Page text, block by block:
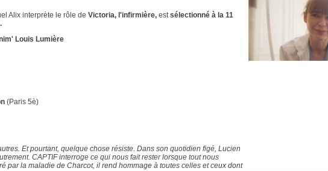
Alix interprète le rôle de Victoria, l'infirmière, estsélectionné à la 11
Louis Lumière
(Paris 5è)
Et pourtant, quelque chose résiste. Dans son quotidien figé, Lucien
CAPTIF interroge ce qui nous fait rester lorsque tout nous
par la maladie de Charcot, il rend hommage à toutes celles et ceux dont